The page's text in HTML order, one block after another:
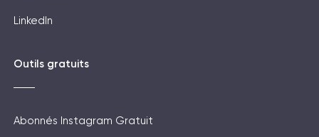
LinkedIn
Outils gratuits
Abonnés Instagram Gratuit